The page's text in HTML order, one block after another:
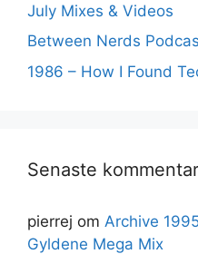
July Mixes & Videos
Between Nerds
1986 – How I Found
Senaste
pierrej om Archive
Gyldene Mega Mix